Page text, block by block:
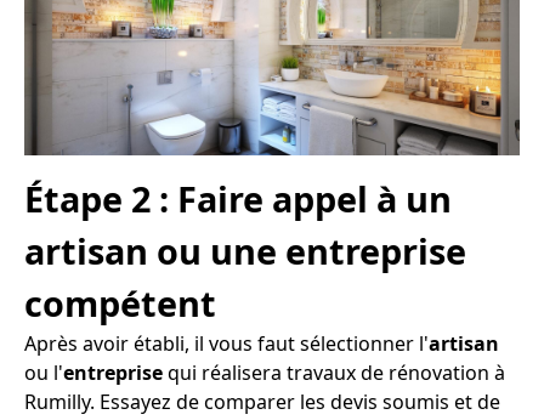
Étape 2 : Faire appel à un
artisan ou une entreprise
compétent
Après avoir établi, il vous faut sélectionner l'artisan
ou l'entreprisequi réalisera travaux de rénovation à
Rumilly. Essayez de comparer les devis soumis et de